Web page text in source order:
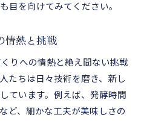
目を向けてみてください。
情熱と挑戦
りへの情熱と絶え間ない挑戦
たちは日々技術を磨き、新し
ています。例えば、発酵時間
ど、細かな工夫が美味しさの